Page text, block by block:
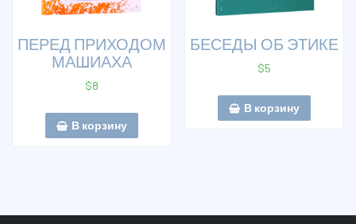
ПЕРЕД ПРИХОДОМ
МАШИАХА
$8
В корзину
БЕСЕДЫ ОБ ЭТИКЕ
$5
В корзину